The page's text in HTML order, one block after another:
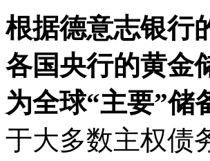
根据德意志银行
各国央行的黄金
为全球“主要”储
于大多数主权债